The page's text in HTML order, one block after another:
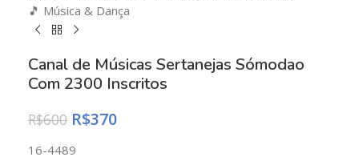
🎵 Música & Dança
Canal de Músicas Sertanejas Sómodao
Com 2300 Inscritos
R$600 R$370
16-4489